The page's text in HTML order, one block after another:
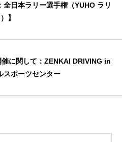
全日本ラリー選手権（YUHO ラリ
】
に関して：ZENKAI DRIVING in
スポーツセンター